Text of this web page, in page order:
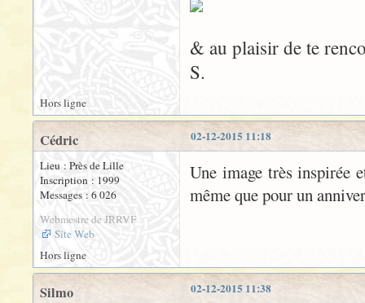
& au plaisir de te
S.
Hors ligne
02-12-2015 11:18
Cédric
Lieu : Près de Lille
Inscription : 1999
Messages : 6 026
Webmestre de JRRVF
Site Web
Une image très inspirée
même que pour un
Hors ligne
02-12-2015 11:38
Silmo